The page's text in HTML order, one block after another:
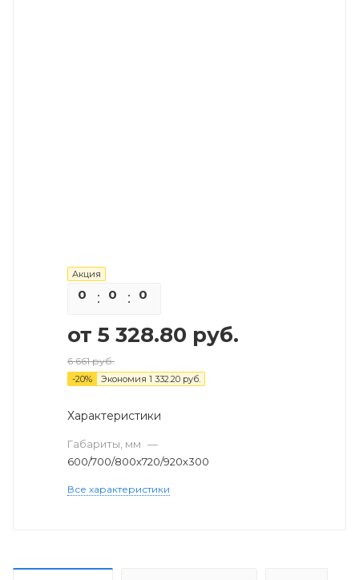
Акция
0 0 0
от 5 328.80 руб.
6 661 руб.
-20% Экономия 1 332.20 руб.
Характеристики
Габариты, мм —
600/700/800х720/920х300
Все характеристики